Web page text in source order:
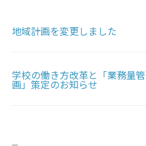
地域計画を変更しました
学校の働き方改革と「業務量
画」策定のお知らせ